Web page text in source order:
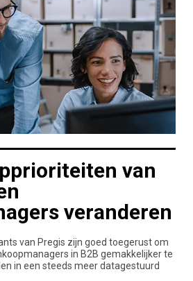
van
veranderen
van Pregis zijn goed toegerust om
in B2B gemakkelijker te
in een steeds meer datagestuurd